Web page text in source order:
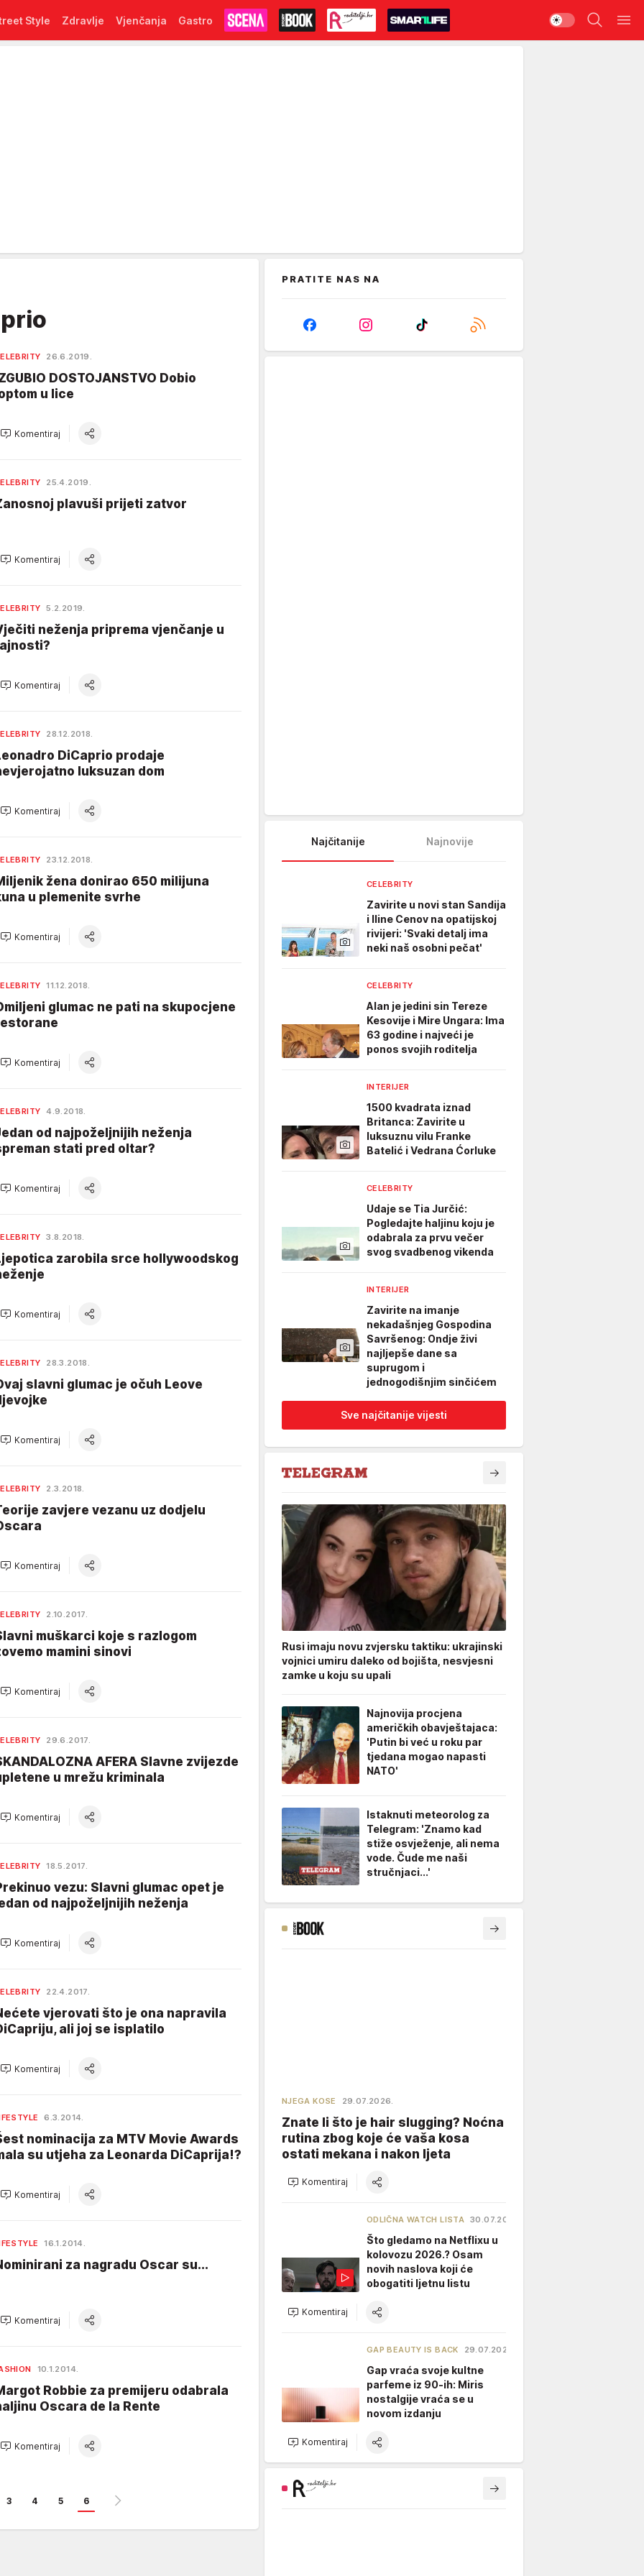
Style Zdravlje Vjenčanja Gastro
26.6.2019.
DOSTOJANSTVO Dobio
u lice
Komentiraj
25.4.2019.
plavuši prijeti zatvor
Komentiraj
5.2.2019.
neženja priprema vjenčanje u
Komentiraj
28.12.2018.
DiCaprio prodaje
luksuzan dom
Komentiraj
23.12.2018.
žena donirao 650 milijuna
u plemenite svrhe
Komentiraj
11.12.2018.
glumac ne pati na skupocjene
Komentiraj
4.9.2018.
od najpoželjnijih neženja
stati pred oltar?
Komentiraj
3.8.2018.
zarobila srce hollywoodskog
Komentiraj
28.3.2018.
slavni glumac je očuh Leove
Komentiraj
2.3.2018.
zavjere vezanu uz dodjelu
Komentiraj
2.10.2017.
muškarci koje s razlogom
mamini sinovi
Komentiraj
29.6.2017.
AFERA Slavne zvijezde
u mrežu kriminala
Komentiraj
18.5.2017.
vezu: Slavni glumac opet je
od najpoželjnijih neženja
Komentiraj
22.4.2017.
vjerovati što je ona napravila
ali joj se isplatilo
Komentiraj
6.3.2014.
nominacija za MTV Movie Awards
su utjeha za Leonarda DiCaprija!?
Komentiraj
16.1.2014.
za nagradu Oscar su...
Komentiraj
10.1.2014.
Robbie za premijeru odabrala
Oscara de la Rente
Komentiraj
3 4 5 6
PRATITE NAS NA
Najčitanije Najnovije
CELEBRITY
Zavirite u novi stan Sandija
i Iline Cenov na opatijskoj
rivijeri: 'Svaki detalj ima
neki naš osobni pečat'
CELEBRITY
Alan je jedini sin Tereze
Kesovije i Mire Ungara: Ima
63 godine i najveći je
ponos svojih roditelja
INTERIJER
1500 kvadrata iznad
Britanca: Zavirite u
luksuznu vilu Franke
Batelić i Vedrana Ćorluke
CELEBRITY
Udaje se Tia Jurčić:
Pogledajte haljinu koju je
odabrala za prvu večer
svog svadbenog vikenda
INTERIJER
Zavirite na imanje
nekadašnjeg Gospodina
Savršenog: Ondje živi
najljepše dane sa
suprugom i
jednogodišnjim sinčićem
Sve najčitanije vijesti
Rusi imaju novu zvjersku taktiku: ukrajinski
vojnici umiru daleko od bojišta, nesvjesni
zamke u koju su upali
Najnovija procjena
američkih obavještajaca:
'Putin bi već u roku par
tjedana mogao napasti
NATO'
Istaknuti meteorolog za
Telegram: 'Znamo kad
stiže osvježenje, ali nema
vode. Čude me naši
stručnjaci...'
NJEGA KOSE 29.07.2026.
Znate li što je hair slugging? Noćna
rutina zbog koje će vaša kosa
ostati mekana i nakon ljeta
Komentiraj
ODLIČNA WATCH LISTA 30.07.2026.
Što gledamo na Netflixu u
kolovozu 2026.? Osam
novih naslova koji će
obogatiti ljetnu listu
Komentiraj
GAP BEAUTY IS BACK 29.07.2026.
Gap vraća svoje kultne
parfeme iz 90-ih: Miris
nostalgije vraća se u
novom izdanju
Komentiraj